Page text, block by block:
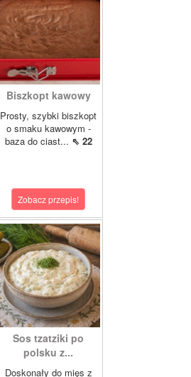
Biszkopt kawowy
Prosty, szybki biszkopt
o smaku kawowym -
baza do ciast... ⇖ 22
Zobacz przepis!
Sos tzatziki po
polsku z...
Doskonały do mięs z